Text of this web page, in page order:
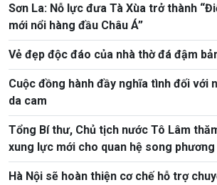
Sơn La: Nỗ lực đưa Tà Xùa trở thành
mới nổi hàng đầu Châu Á”
Vẻ đẹp độc đáo của nhà thờ đá đậm
Cuộc đồng hành đầy nghĩa tình đối với
da cam
Tổng Bí thư, Chủ tịch nước Tô Lâm
xung lực mới cho quan hệ song phương
Hà Nội sẽ hoàn thiện cơ chế hỗ trợ